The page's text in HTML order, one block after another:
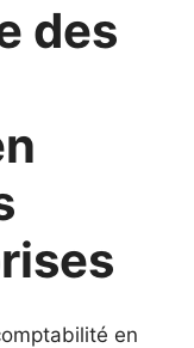
des
en